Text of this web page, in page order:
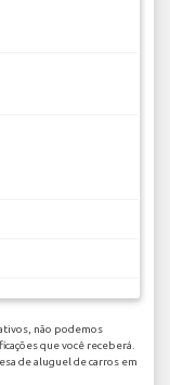
não podemos
que você receberá.
de aluguel de carros em